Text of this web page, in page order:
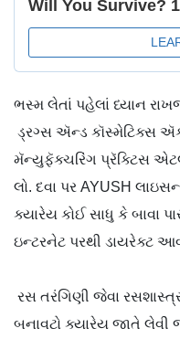
ભસ્મ લેતાં પહેલાં ધ્યાન
ડ્રગ્સ ઍન્ડ કૉસ્મેટિક્સ
મૅન્યુફૅક્ચરિંગ પ્રૅક્ટિસ એટલે
લો. દવા પર AYUSH
ક્યારેય કોઈ સાધુ કે બાવા
ઇન્ટરનેટ પરથી ડાયરેક્ટ
રસ તરંગિણી જેવા
બનાવટો ક્યારેય જાતે લેવી